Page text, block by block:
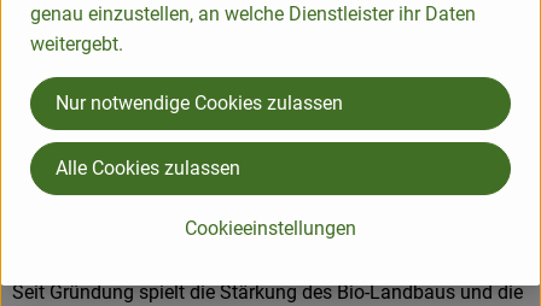
ZWERGENWIESE Naturkost GmbH
D 24887 Silberstedt
Die Zwergenwiese Naturkost GmbH steht seit über 40 Jahren
für liebevoll und sorgfältig hergestellte Bio-Lebensmittel.
Aus eigener Entwicklung und in eigener Produktion
entstehen pikante und fruchtige Brotaufstriche, Senfe,
Tomatensaucen und Fertiggerichte für den Biohandel.
Seit Gründung spielt die Stärkung des Bio-Landbaus und die
genau einzustellen, an welche Dienstleister ihr Daten
weitergebt.
Cookieeinstellungen
Nur notwendige Cookies zulassen
Alle Cookies zulassen